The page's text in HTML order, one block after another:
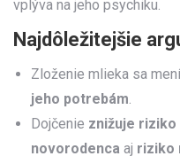
vplýva na jeho psychiku.
Najdôležitejšie
Zloženie mlieka sa
jeho potrebám.
Dojčenie znižuje riziko
novorodenca aj riziko